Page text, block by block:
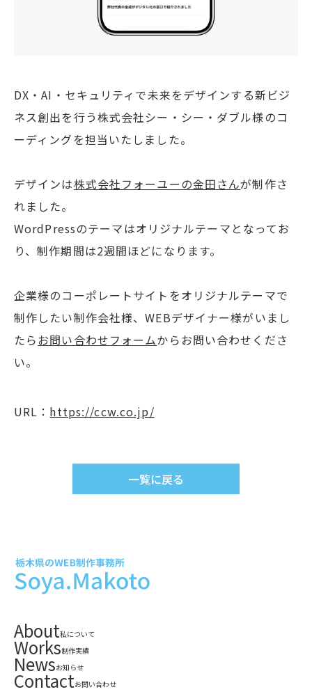
DX・AI・セキュリティで未来をデザインする新ビジ
ネス創出を行う株式会社シー・シー・ダブル様のコ
ーディングを担当いたしました。
デザインは株式会社フォーユーの金田さんが制作さ
れました。
WordPressのテーマはオリジナルテーマとなってお
り、制作期間は2週間ほどになります。
企業様のコーポレートサイトをオリジナルテーマで
制作したい制作会社様、WEBデザイナー様がいまし
たらお問い合わせフォームからお問い合わせくださ
い。
URL： https://ccw.co.jp/
一覧に戻る
About私について
Works制作実績
Newsお知らせ
Contactお問い合わせ